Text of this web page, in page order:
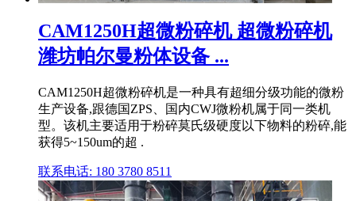
CAM1250H超微粉碎机 超微粉碎机
潍坊帕尔曼粉体设备 ...
CAM1250H超微粉碎机是一种具有超细分级功能的微粉
生产设备,跟德国ZPS、国内CWJ微粉机属于同一类机
型。该机主要适用于粉碎莫氏级硬度以下物料的粉碎,能
获得5~150um的超 .
联系电话: 180 3780 8511